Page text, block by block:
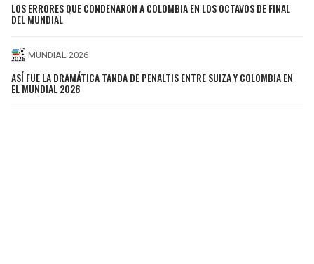
LOS ERRORES QUE CONDENARON A COLOMBIA EN LOS OCTAVOS DE FINAL
DEL MUNDIAL
MUNDIAL 2026
ASÍ FUE LA DRAMÁTICA TANDA DE PENALTIS ENTRE SUIZA Y COLOMBIA EN
EL MUNDIAL 2026